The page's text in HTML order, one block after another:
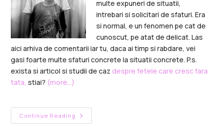
multe expuneri de situatii,
intrebari si solicitari de sfaturi. Era
si normal, e un fenomen pe cat de
cunoscut, pe atat de delicat. Las
aici arhiva de comentarii iar tu, daca ai timp si rabdare, vei
gasi foarte multe sfaturi concrete la situatii concrete. P.s.
exista si articol si studii de caz despre fetele care cresc fara
tata, stiai? (more…)
Continue Reading